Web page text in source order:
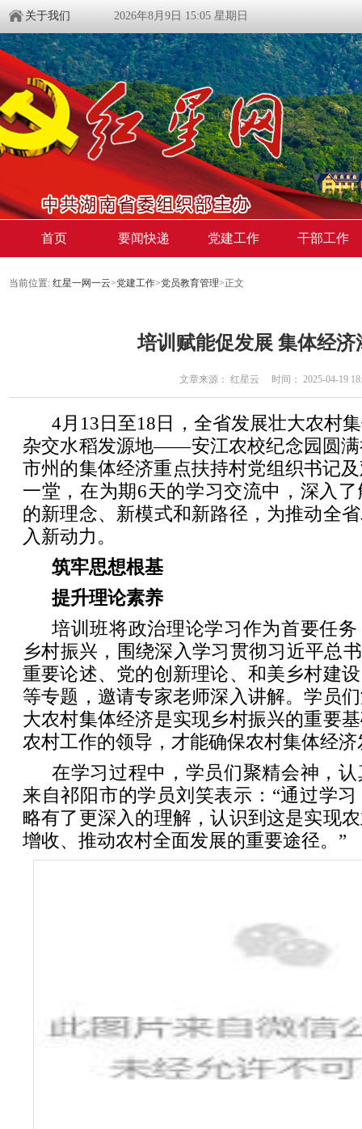
关于我们 2026年8月9日 15:05 星期日
首页 要闻快递 党建工作 干部工作
当前位置: 红星一网一云>党建工作>党员教育管理>正文
培训赋能促发展 集体经济
文章来源： 红星云 时间： 2025-04-19
4月13日至18日，全省发展壮大农村
杂交水稻发源地——安江农校纪念园圆满
市州的集体经济重点扶持村党组织书记
一堂，在为期6天的学习交流中，深入
的新理念、新模式和新路径，为推动全
入新动力。
筑牢思想根基
提升理论素养
培训班将政治理论学习作为首要任
乡村振兴，围绕深入学习贯彻习近平总
重要论述、党的创新理论、和美乡村建
等专题，邀请专家老师深入讲解。学员
大农村集体经济是实现乡村振兴的重要
农村工作的领导，才能确保农村集体经
在学习过程中，学员们聚精会神，
来自祁阳市的学员刘笑表示：“通过学
略有了更深入的理解，认识到这是实现
增收、推动农村全面发展的重要途径。”